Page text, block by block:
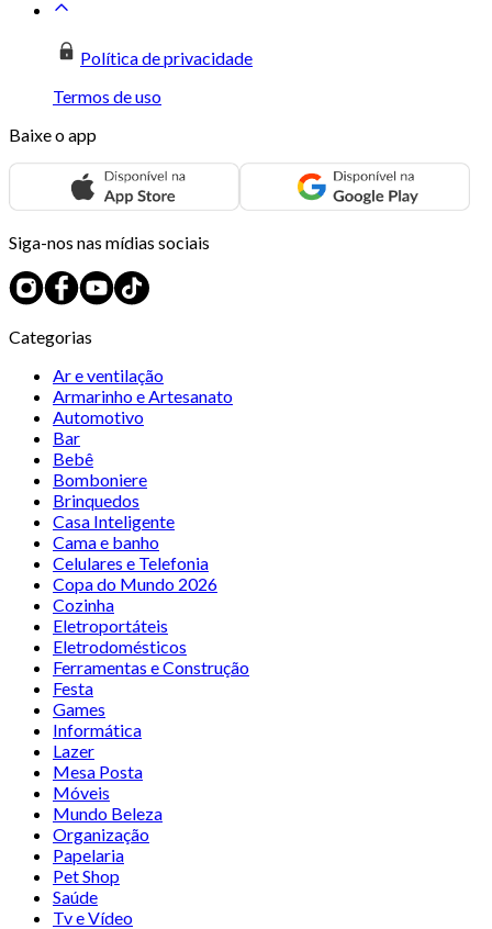
Política de privacidade
Termos de uso
Baixe o app
Siga-nos nas mídias sociais
Categorias
Ar e ventilação
Armarinho e Artesanato
Automotivo
Bar
Bebê
Bomboniere
Brinquedos
Casa Inteligente
Cama e banho
Celulares e Telefonia
Copa do Mundo 2026
Cozinha
Eletroportáteis
Eletrodomésticos
Ferramentas e Construção
Festa
Games
Informática
Lazer
Mesa Posta
Móveis
Mundo Beleza
Organização
Papelaria
Pet Shop
Saúde
Tv e Vídeo